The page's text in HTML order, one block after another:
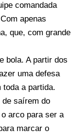
comandada
apenas
que, com grande
bola. A partir dos
uma defesa
a partida.
de saírem do
arco para ser a
marcar o